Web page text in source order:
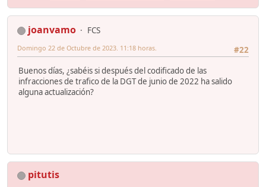
joanvamo
FCS
#22
Domingo 22 de Octubre de 2023. 11:18 horas.
Buenos días, ¿sabéis si después del codificado de las
infracciones de trafico de la DGT de junio de 2022 ha salido
alguna actualización?
pitutis